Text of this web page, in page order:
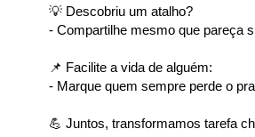
💡 Descobriu um atalho?
- Compartilhe mesmo que pareça
📌 Facilite a vida de alguém:
- Marque quem sempre perde o
💪 Juntos, transformamos tarefa